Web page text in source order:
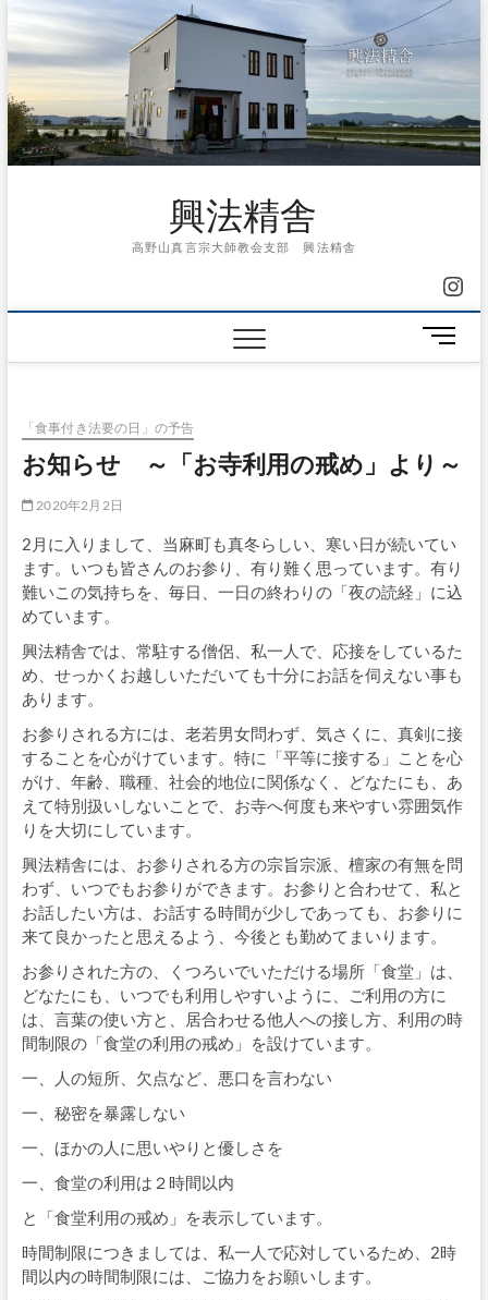
content
興法精舎
高野山真言宗大師教会支部 興法精舎
メ
ニ
タ
「食事付き法要の日」の予告
お知らせ ～「お寺利用の戒め」より～
2020年2月2日
2月に入りまして、当麻町も真冬らしい、寒い日が続いてい
ます。いつも皆さんのお参り、有り難く思っています。有り
難いこの気持ちを、毎日、一日の終わりの「夜の読経」に込
めています。
興法精舎では、常駐する僧侶、私一人で、応接をしているた
め、せっかくお越しいただいても十分にお話を伺えない事も
あります。
お参りされる方には、老若男女問わず、気さくに、真剣に接
することを心がけています。特に「平等に接する」ことを心
がけ、年齢、職種、社会的地位に関係なく、どなたにも、あ
えて特別扱いしないことで、お寺へ何度も来やすい雰囲気作
りを大切にしています。
興法精舎には、お参りされる方の宗旨宗派、檀家の有無を問
わず、いつでもお参りができます。お参りと合わせて、私と
お話したい方は、お話する時間が少しであっても、お参りに
来て良かったと思えるよう、今後とも勤めてまいります。
お参りされた方の、くつろいでいただける場所「食堂」は、
どなたにも、いつでも利用しやすいように、ご利用の方に
は、言葉の使い方と、居合わせる他人への接し方、利用の時
間制限の「食堂の利用の戒め」を設けています。
一、人の短所、欠点など、悪口を言わない
一、秘密を暴露しない
一、ほかの人に思いやりと優しさを
一、食堂の利用は２時間以内
と「食堂利用の戒め」を表示しています。
時間制限につきましては、私一人で応対しているため、2時
間以内の時間制限には、ご協力をお願いします。